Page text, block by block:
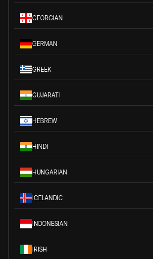
GEORGIAN
GERMAN
GREEK
GUJARATI
HEBREW
HINDI
HUNGARIAN
ICELANDIC
INDONESIAN
IRISH